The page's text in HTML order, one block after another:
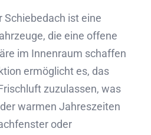
Schiebedach ist eine
die eine offene
im Innenraum schaffen
ermöglicht es, das
zuzulassen, was
warmen Jahreszeiten
oder